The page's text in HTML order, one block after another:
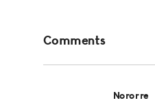
Interactions
Comments
Nororre